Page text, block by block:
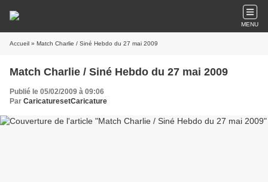
MENU
Accueil » Match Charlie / Siné Hebdo du 27 mai 2009
Match Charlie / Siné Hebdo du 27 mai 2009
Publié le 05/02/2009 à 09:06
Par CaricaturesetCaricature